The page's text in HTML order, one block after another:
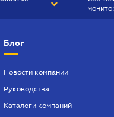
Блог
Новости компании
Руководства
Каталоги компаний